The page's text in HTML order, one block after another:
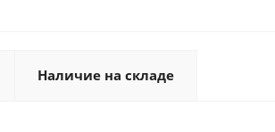
Наличие на складе